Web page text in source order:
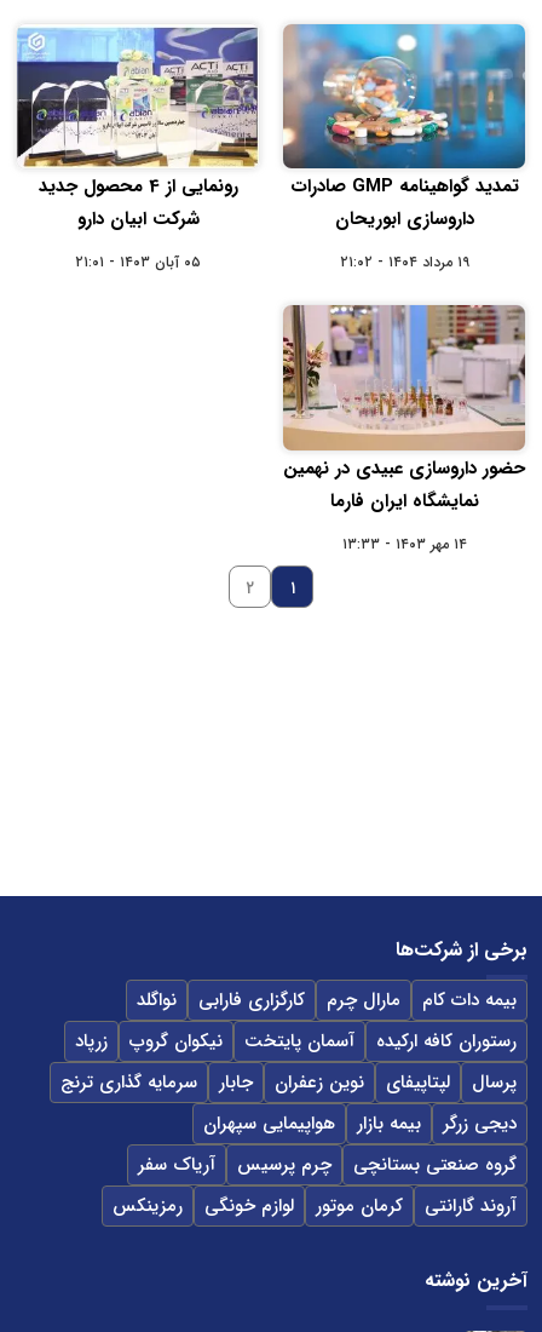
تمدید گواهینامه GMP صادرات
داروسازی ابوریحان
۱۹ مرداد ۱۴۰۴ - ۲۱:۰۲
رونمایی از 4 محصول جدید
شرکت ابیان دارو
۰۵ آبان ۱۴۰۳ - ۲۱:۰۱
حضور داروسازی عبیدی در نهمین
نمایشگاه ایران فارما
۱۴ مهر ۱۴۰۳ - ۱۳:۳۳
۱ ۲
برخی از شرکت‌ها
بیمه دات کام مارال چرم کارگزاری فارابی
نواگلد
رستوران کافه ارکیده
آسمان پایتخت نیکوان گروپ
زرپاد
پرسال
لپتاپیفای نوین زعفران جابار
سرمایه گذاری ترنج
دیجی زرگر
بیمه بازار
هواپیمایی سپهران
گروه صنعتی بستانچی
چرم پرسیس
آریاک سفر
آروند گارانتی
کرمان موتور لوازم خونگی رمزینکس
آخرین نوشته